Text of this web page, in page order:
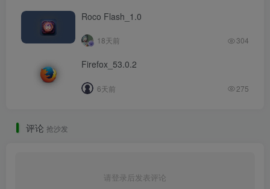
Roco Flash_1.0
18天前 304
Firefox_53.0.2
6天前 275
评论 抢沙发
请登录后发表评论